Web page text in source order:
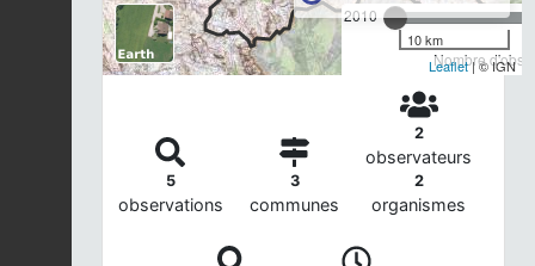
2010
Nombre
10 km
Leaflet| © IGN
5
observations
3
communes
2
observateurs
2
organismes